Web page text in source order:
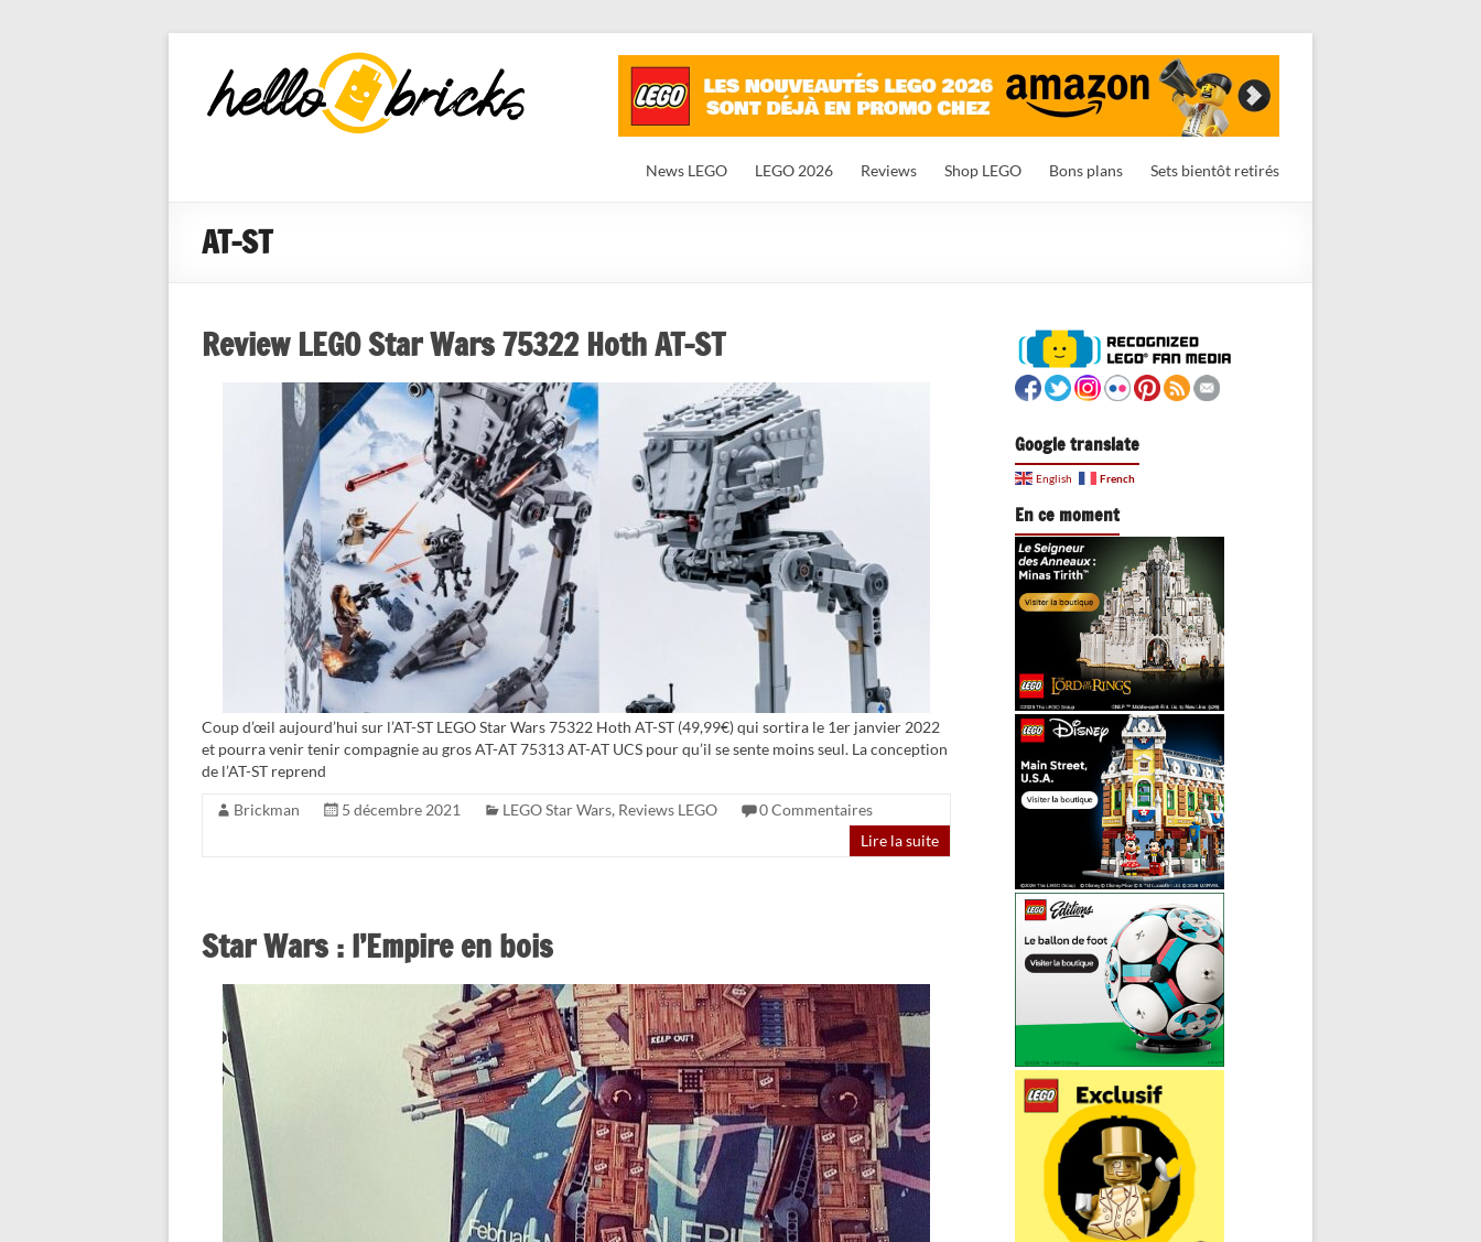
HelloBricks
Blog LEGO,
nouveaut�s
News LEGO LEGO 2026 Reviews Shop LEGO Bons plans Sets bientôt retirés
AT-ST
Review LEGO Star Wars 75322 Hoth AT-ST
Coup d’œil aujourd’hui sur l’AT-ST LEGO Star Wars 75322 Hoth AT-ST (49,99€) qui sortira le 1er janvier 2022
et pourra venir tenir compagnie au gros AT-AT 75313 AT-AT UCS pour qu’il se sente moins seul. La conception
de l’AT-ST reprend
Brickman 5 décembre 2021 LEGO Star Wars, Reviews LEGO
0 Commentaires
Lire la suite
Star Wars : l’Empire en bois
Google translate
English French
En ce moment